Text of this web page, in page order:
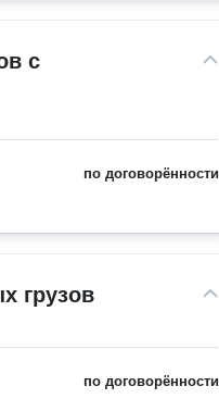
с
по договорённости
грузов
по договорённости